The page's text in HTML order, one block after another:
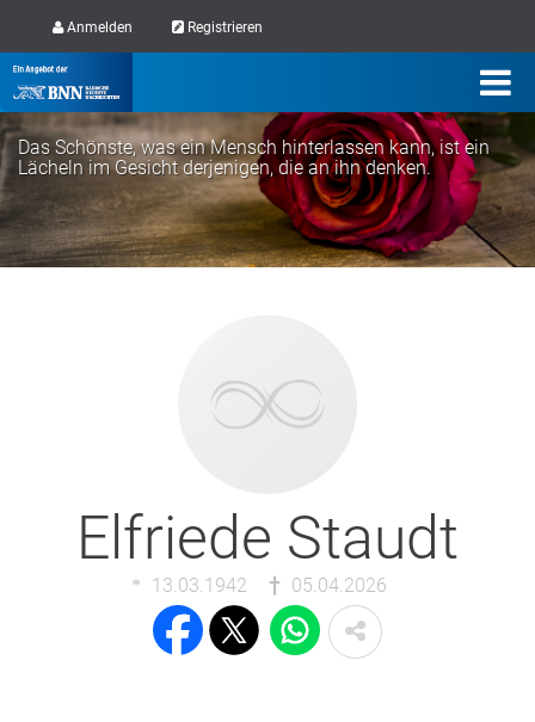
Anmelden Registrieren
Das Schönste, was ein Mensch hinterlassen kann, ist ein
Lächeln im Gesicht derjenigen, die an ihn denken.
Elfriede Staudt
13.03.1942 05.04.2026